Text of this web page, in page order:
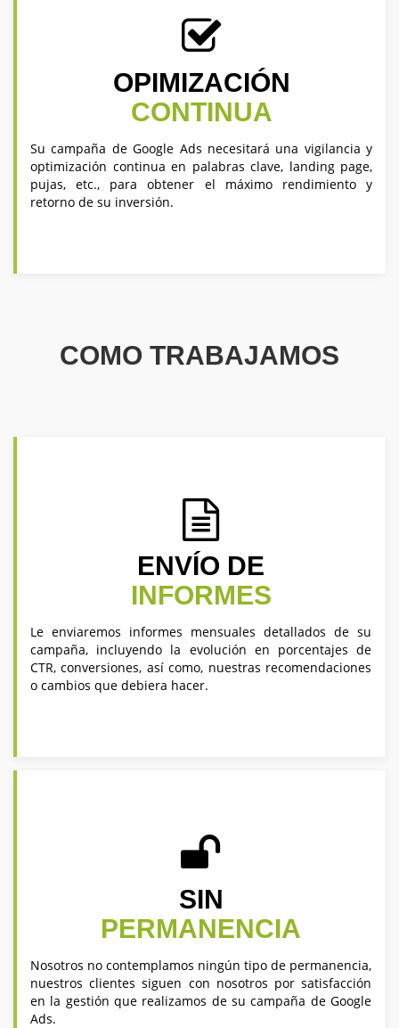
OPIMIZACIÓN
CONTINUA
Su campaña de Google Ads necesitará una vigilancia y
optimización continua en palabras clave, landing page,
pujas, etc., para obtener el máximo rendimiento y
retorno de su inversión.
COMO TRABAJAMOS
ENVÍO DE
INFORMES
Le enviaremos informes mensuales detallados de su
campaña, incluyendo la evolución en porcentajes de
CTR, conversiones, así como, nuestras recomendaciones
o cambios que debiera hacer.
SIN
PERMANENCIA
Nosotros no contemplamos ningún tipo de permanencia,
nuestros clientes siguen con nosotros por satisfacción
en la gestión que realizamos de su campaña de Google
Ads.